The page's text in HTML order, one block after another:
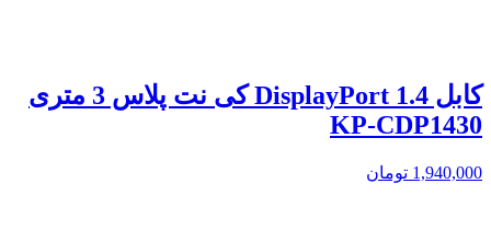
کابل 1.4 DisplayPort کی نت پلاس 3 متری
KP-CDP1430
1,940,000 تومان